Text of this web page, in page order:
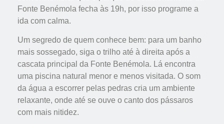
Fonte Benémola fecha às 19h, por isso programe a
ida com calma.
Um segredo de quem conhece bem: para um banho
mais sossegado, siga o trilho até à direita após a
cascata principal da Fonte Benémola. Lá encontra
uma piscina natural menor e menos visitada. O som
da água a escorrer pelas pedras cria um ambiente
relaxante, onde até se ouve o canto dos pássaros
com mais nitidez.